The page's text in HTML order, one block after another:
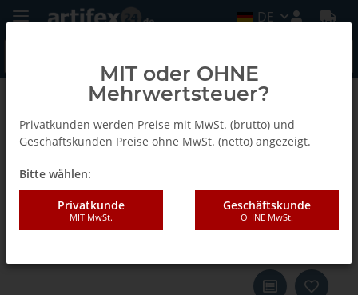
DE
Zurück zur Liste Blocksauger VCBL-B
Schmalz Adapter für VCBL-B an
Rastertisch ISAP-R 160 x 160 x 16
mm für Rastermaß R 50
MIT oder OHNE
Mehrwertsteuer?
Privatkunden werden Preise mit MwSt. (brutto) und
Geschäftskunden Preise ohne MwSt. (netto) angezeigt.
Bitte wählen:
Privatkunde
MIT MwSt.
Geschäftskunde
OHNE MwSt.